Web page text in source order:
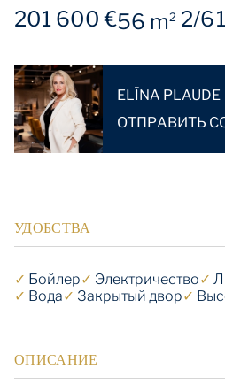
201 600 €56 m2 2/61
ELĪNA PLAUDE
OТПРАВИТЬ
УДОБСТВА
✓ Бойлер✓ Электричество✓
✓ Вода✓ Закрытый двор✓
ОПИСАНИЕ